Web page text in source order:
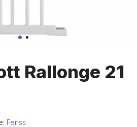
Rallonge 21
Fenss